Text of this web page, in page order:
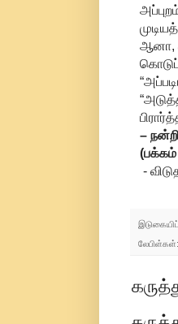
ஆனா,
–
(பக்கம்
-
லேபிள்கள்: